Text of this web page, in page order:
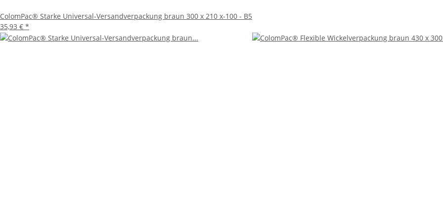
ColomPac® Starke Universal-Versandverpackung braun 300 x 210 x-100 - B5
35,93 € *